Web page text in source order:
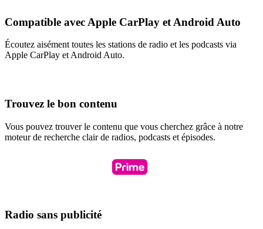
Compatible avec Apple CarPlay et Android Auto
Écoutez aisément toutes les stations de radio et les podcasts via
Apple CarPlay et Android Auto.
Trouvez le bon contenu
Vous pouvez trouver le contenu que vous cherchez grâce à notre
moteur de recherche clair de radios, podcasts et épisodes.
Radio sans publicité